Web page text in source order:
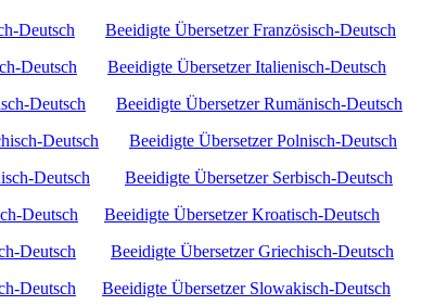
Deutsch
Beeidigte Übersetzer Französisch-Deutsch
Deutsch
Beeidigte Übersetzer Italienisch-Deutsch
Deutsch
Beeidigte Übersetzer Rumänisch-Deutsch
Deutsch
Beeidigte Übersetzer Polnisch-Deutsch
Deutsch
Beeidigte Übersetzer Serbisch-Deutsch
Deutsch
Beeidigte Übersetzer Kroatisch-Deutsch
Deutsch
Beeidigte Übersetzer Griechisch-Deutsch
Deutsch
Beeidigte Übersetzer Slowakisch-Deutsch